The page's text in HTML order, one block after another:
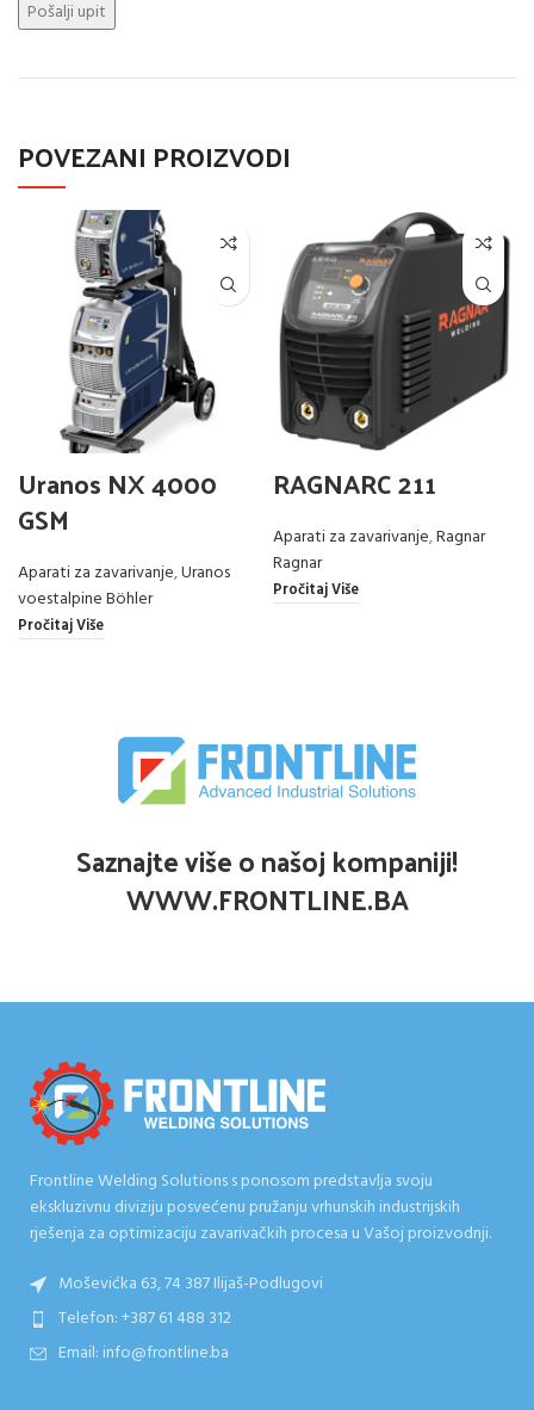
POVEZANI PROIZVODI
Uranos NX 4000
GSM
Aparati za zavarivanje,Uranos
voestalpine Böhler
Pročitaj Više
RAGNARC 211
Aparati za zavarivanje,Ragnar
Ragnar
Pročitaj Više
Saznajte više o našoj kompaniji!
WWW.FRONTLINE.BA
Frontline Welding Solutions s ponosom predstavlja svoju
ekskluzivnu diviziju posvećenu pružanju vrhunskih industrijskih
rješenja za optimizaciju zavarivačkih procesa u Vašoj proizvodnji.
Moševićka 63, 74 387 Ilijaš-Podlugovi
Telefon: +387 61 488 312
Email: info@frontline.ba